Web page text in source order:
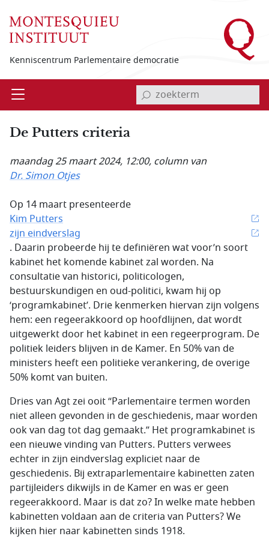
Kenniscentrum Parlementaire democratie
Open invoerveld zoekterm
De Putters criteria
maandag 25 maart 2024, 12:00, column van
Dr. Simon Otjes
Op 14 maart presenteerde
Kim Putters
zijn eindverslag
. Daarin probeerde hij te definiëren wat voor’n soort
kabinet het komende kabinet zal worden. Na
consultatie van historici, politicologen,
bestuurskundigen en oud-politici, kwam hij op
‘programkabinet’. Drie kenmerken hiervan zijn volgens
hem: een regeerakkoord op hoofdlijnen, dat wordt
uitgewerkt door het kabinet in een regeerprogram. De
politiek leiders blijven in de Kamer. En 50% van de
ministers heeft een politieke verankering, de overige
50% komt van buiten.
Dries van Agt zei ooit “Parlementaire termen worden
niet alleen gevonden in de geschiedenis, maar worden
ook van dag tot dag gemaakt.” Het programkabinet is
een nieuwe vinding van Putters. Putters verwees
echter in zijn eindverslag expliciet naar de
geschiedenis. Bij extraparlementaire kabinetten zaten
partijleiders dikwijls in de Kamer en was er geen
regeerakkoord. Maar is dat zo? In welke mate hebben
kabinetten voldaan aan de criteria van Putters? We
kijken hier naar kabinetten sinds 1918.